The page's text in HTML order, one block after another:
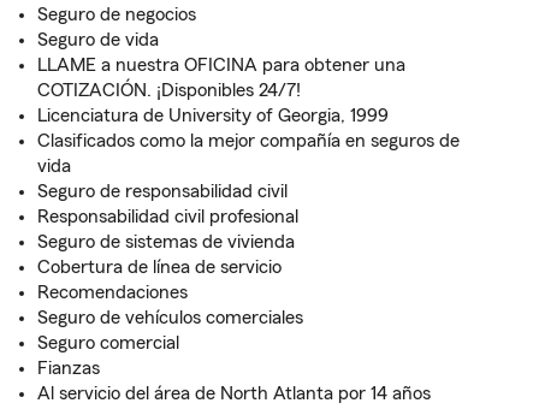
Seguro de negocios
Seguro de vida
LLAME a nuestra OFICINA para obtener una
COTIZACIÓN. ¡Disponibles 24/7!
Licenciatura de University of Georgia, 1999
Clasificados como la mejor compañía en seguros de
vida
Seguro de responsabilidad civil
Responsabilidad civil profesional
Seguro de sistemas de vivienda
Cobertura de línea de servicio
Recomendaciones
Seguro de vehículos comerciales
Seguro comercial
Fianzas
Al servicio del área de North Atlanta por 14 años